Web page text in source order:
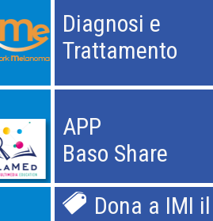
Diagnosi e
Trattamento
APP
Baso Share
Dona a IMI